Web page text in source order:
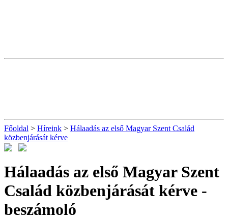
Főoldal > Híreink > Hálaadás az első Magyar Szent Család
közbenjárását kérve
Hálaadás az első Magyar Szent
Család közbenjárását kérve -
beszámoló